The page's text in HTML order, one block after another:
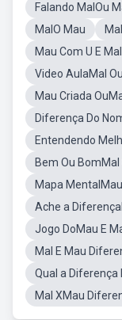
Falando MalOu
MalO Mau
Mau Com U E
Video AulaMal
Mau Criada
Diferença Do
Entendendo
Bem Ou BomMal
Mapa MentalMau
Ache a
Jogo DoMau E
Mal E Mau
Qual a Diferença
Mal XMau